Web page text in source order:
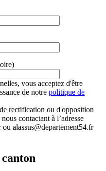
vous acceptez d'être
de notre politique de
rectification ou d'opposition
contactant à l’adresse
alassus@departement54.fr